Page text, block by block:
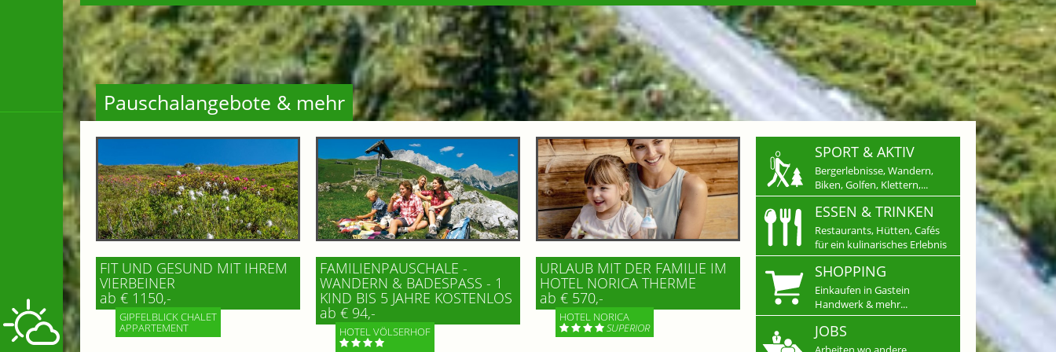
Pauschalangebote & mehr
FIT UND GESUND MIT IHREM
VIERBEINER
ab € 1150,-
GIPFELBLICK CHALET
APPARTEMENT
FAMILIENPAUSCHALE -
WANDERN & BADESPASS - 1 K
IND BIS 5 JAHRE KOSTENLOS
ab € 94,-
HOTEL VÖLSERHOF
URLAUB MIT DER FAMILIE IM
HOTEL NORICA THERME
ab € 570,-
HOTEL NORICA
SUPERIOR
SPORT & AKTIV
Bergerlebnisse, Wandern,
Biken, Golfen, Klettern,...
ESSEN & TRINKEN
Restaurants, Hütten, Cafés
für ein kulinarisches Erlebnis
SHOPPING
Einkaufen in Gastein
Handwerk & mehr...
JOBS